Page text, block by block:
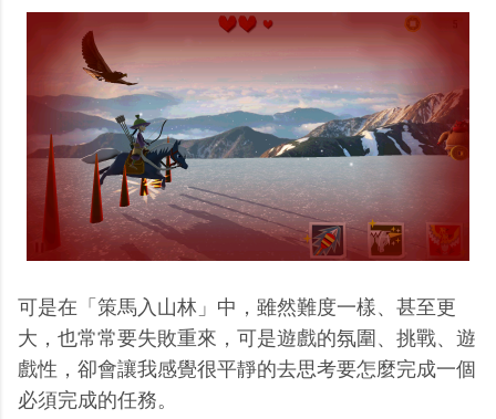
可是在「策馬入山林」中，雖然難度一樣、甚至更
大，也常常要失敗重來，可是遊戲的氛圍、挑戰、遊
戲性，卻會讓我感覺很平靜的去思考要怎麼完成一個
必須完成的任務。